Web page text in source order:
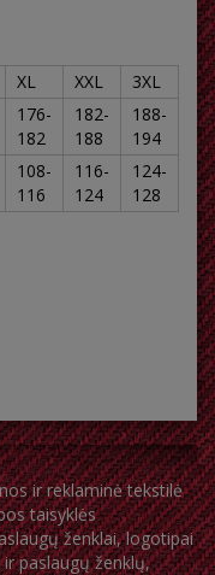
XL XXL
3XL
176-
182
182-
188
188-
194
108-
116
116-
124
124-
128
ir reklaminė tekstilė
taisyklės
ženklai, logotipai
paslaugų ženklų,